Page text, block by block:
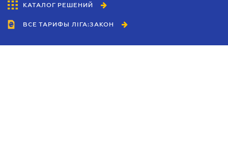
КАТАЛОГ РЕШЕНИЙ
ВСЕ ТАРИФЫ ЛІГА:ЗАКОН